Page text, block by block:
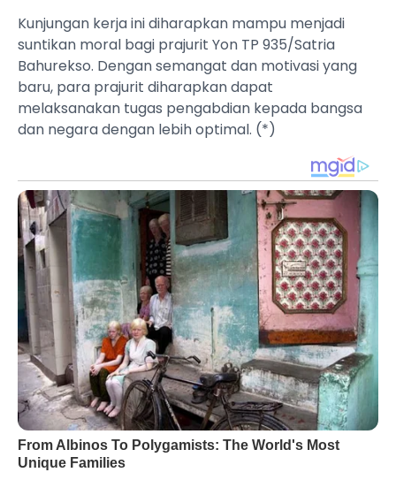
​Kunjungan kerja ini diharapkan mampu menjadi
suntikan moral bagi prajurit Yon TP 935/Satria
Bahurekso. Dengan semangat dan motivasi yang
baru, para prajurit diharapkan dapat
melaksanakan tugas pengabdian kepada bangsa
dan negara dengan lebih optimal. (*)